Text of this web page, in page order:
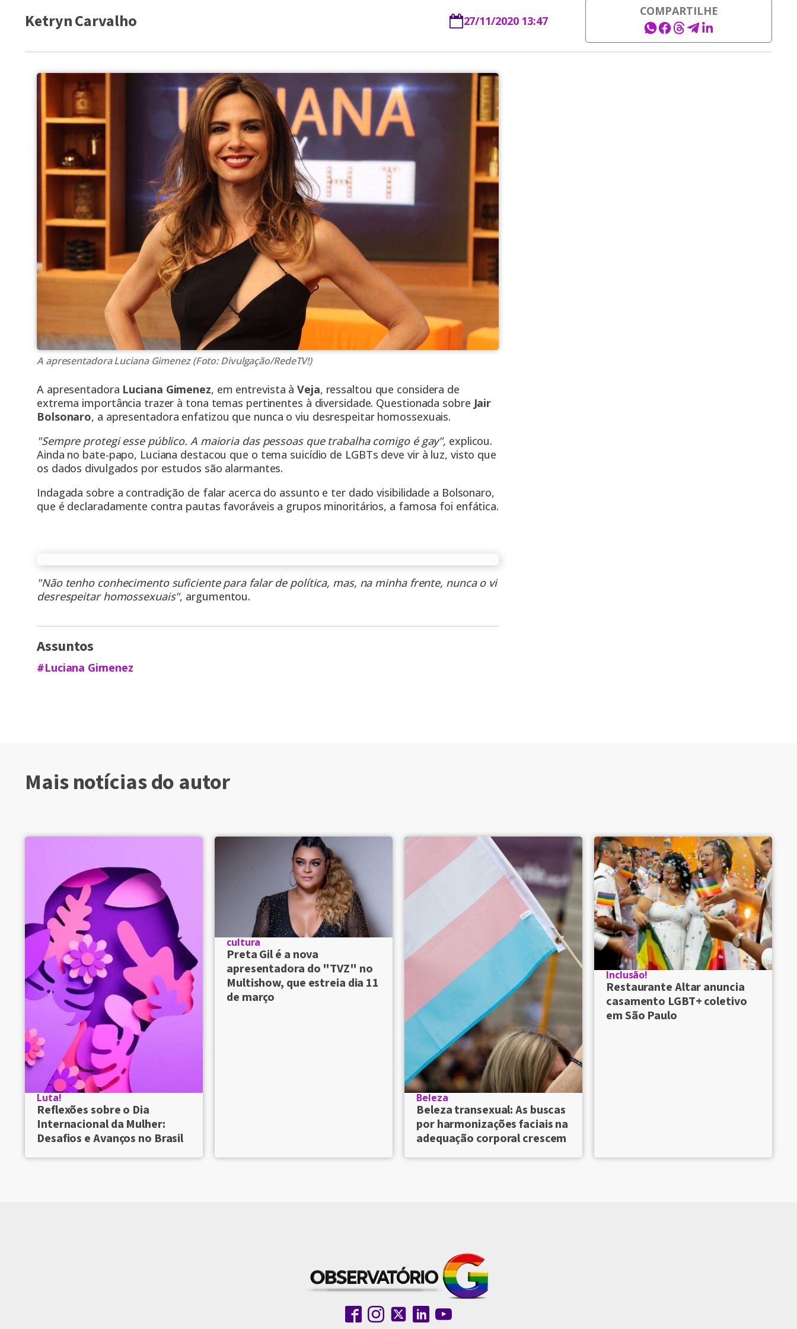
Ketryn Carvalho 27/11/2020 13:47
COMPARTILHE
A apresentadora Luciana Gimenez (Foto: Divulgação/RedeTV!)
A apresentadora Luciana Gimenez, em entrevista àVeja, ressaltou que considera de
extrema importância trazer à tona temas pertinentes à diversidade. Questionada sobre Jair
Bolsonaro, a apresentadora enfatizou que nunca o viu desrespeitar homossexuais.
"Sempre protegi esse público. A maioria das pessoas que trabalha comigo é gay", explicou.
Ainda no bate-papo, Luciana destacou que o tema suicídio de LGBTs deve vir à luz, visto que
os dados divulgados por estudos são alarmantes.
Indagada sobre a contradição de falar acerca do assunto e ter dado visibilidade a Bolsonaro,
que é declaradamente contra pautas favoráveis a grupos minoritários, a famosa foi enfática.
"Não tenho conhecimento suficiente para falar de política, mas, na minha frente, nunca o vi
desrespeitar homossexuais", argumentou.
Assuntos
#Luciana Gimenez
Mais notícias do autor
Luta!
Reflexões sobre o Dia
Internacional da Mulher:
Desafios e Avanços no Brasil
cultura
Preta Gil é a nova
apresentadora do "TVZ" no
Multishow, que estreia dia 11
de março
Beleza
Beleza transexual: As buscas
por harmonizações faciais na
adequação corporal crescem
Inclusão!
Restaurante Altar anuncia
casamento LGBT+ coletivo
em São Paulo